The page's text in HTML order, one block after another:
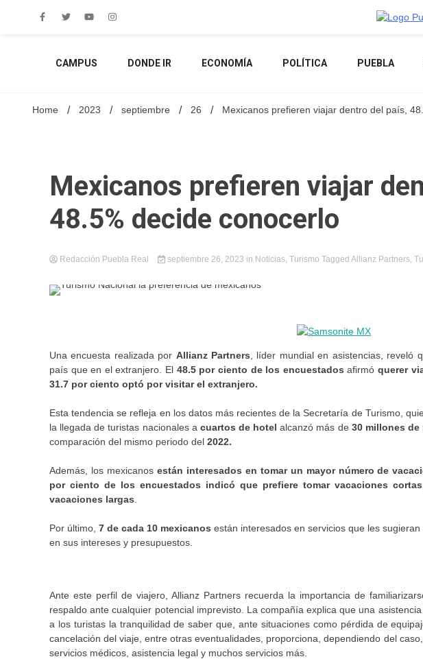
CAMPUS DONDE IR ECONOMÍA POLÍTICA PUEBLA
Home 2023 septiembre 26 Mexicanos prefieren viajar dentro del país,
Mexicanos prefieren viajar
48.5% decide conocerlo
Redacción Puebla Real septiembre 26, 2023 in Noticias, Turismo Tagged Allianz Partners,
Una encuesta realizada por Allianz Partners , líder mundial en asistencias, reveló
país que en el extranjero. El 48.5 por ciento de los encuestados afirmóquerer
31.7 por ciento optó por visitar el extranjero.
Esta tendencia se refleja en los datos más recientes de la Secretaría de Turismo,
la llegada de turistas nacionales a cuartos de hotelalcanzó más de 30 millones de
comparación del mismo periodo del 2022.
Además, los mexicanos están interesados en tomar un mayor número de
por ciento de los encuestados indicó que prefiere tomar vacaciones
vacaciones largas
Por último, 7 de cada 10 mexicanos están interesados en servicios que les
en sus intereses y presupuestos.
Ante este perfil de viajero, Allianz Partners recuerda la importancia de
respaldo ante cualquier potencial imprevisto. La compañía explica que una
a los turistas la tranquilidad de saber que, ante situaciones como pérdida de
cancelación del viaje, entre otras eventualidades, proporciona, dependiendo del
servicios médicos, asistencia legal y muchos servicios más.